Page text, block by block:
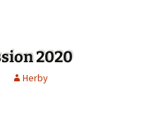
2020
Herby